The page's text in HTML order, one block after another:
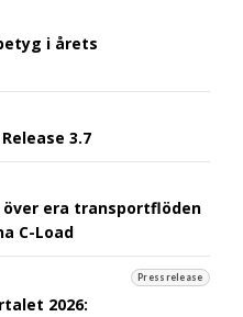
i årets
3.7
era transportflöden
C-Load
Pressrelease
2026: